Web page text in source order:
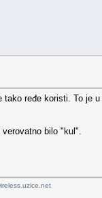
ređe koristi. To
bilo "kul".